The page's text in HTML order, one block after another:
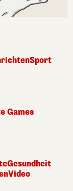
Sport
Games
Gesundheit
Video